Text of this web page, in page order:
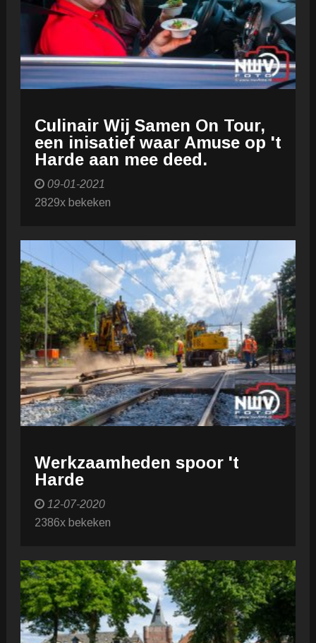
Culinair Wij Samen On Tour,
een inisatief waar Amuse op 't
Harde aan mee deed.
09-01-2021
2829x bekeken
Werkzaamheden spoor 't
Harde
12-07-2020
2386x bekeken